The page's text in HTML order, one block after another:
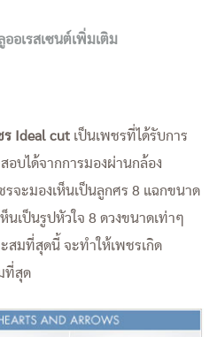
อเรสเซนต์เพิ่มเติม
ร Ideal cut เป็นเพชรที่ได้รับการ
อบได้จากการมองผ่านกล้อง
จะมองเห็นเป็นลูกศร 8 แฉกขนาด
นเป็นรูปหัวใจ 8 ดวงขนาดเท่าๆ
สมที่สุดนี้ จะทำให้เพชรเกิด
ที่สุด